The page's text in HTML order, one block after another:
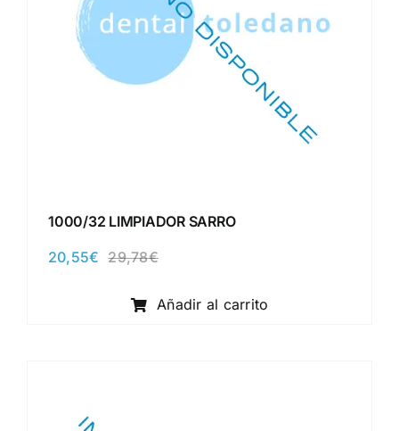
1000/32 LIMPIADOR SARRO
29,78€El
original
era:
20,55€
El
actual
es:
Añadir al carrito